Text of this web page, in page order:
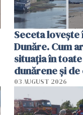
Seceta
Dunăre. Cum
situația în
dunărene și de
România
efectele, deși a
în iulie
03 AUGUST 2026